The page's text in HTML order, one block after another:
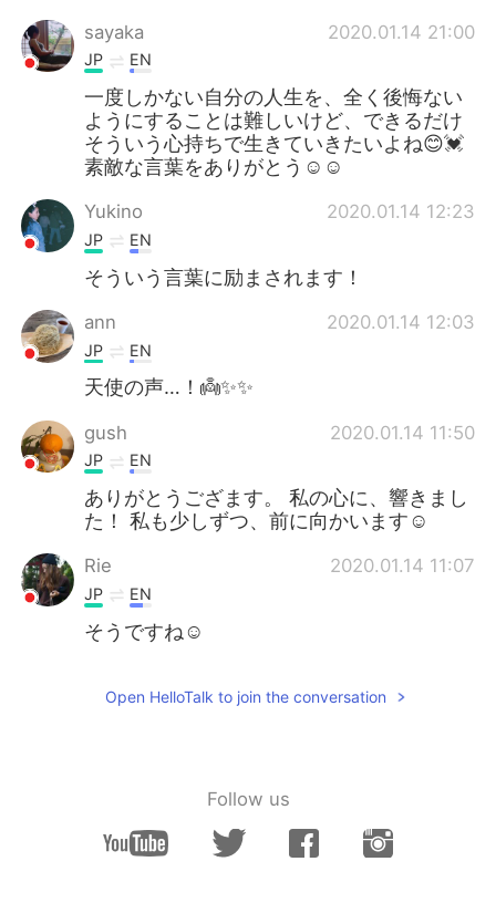
Indonesia
Tiếng Việt
Português
sayaka 2020.01.14 21:00
JP EN
一度しかない自分の人生を、全く後悔ない
ようにすることは難しいけど、できるだけ
そういう心持ちで生きていきたいよね😊💓
素敵な言葉をありがとう☺️☺️
Yukino 2020.01.14 12:23
JP EN
そういう言葉に励まされます！
ann 2020.01.14 12:03
JP EN
天使の声…！👼✨✨
gush 2020.01.14 11:50
JP EN
ありがとうござます。 私の心に、響きまし
た！ 私も少しずつ、前に向かいます☺
Rie 2020.01.14 11:07
JP EN
そうですね☺️
Open HelloTalk to join the conversation
Follow us